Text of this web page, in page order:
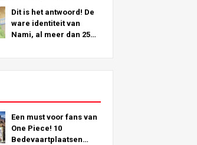
Dit is het antwoord! De
ware identiteit van
Nami, al meer dan 25
Een must voor fans van
One Piece! 10
Bedevaartplaatsen